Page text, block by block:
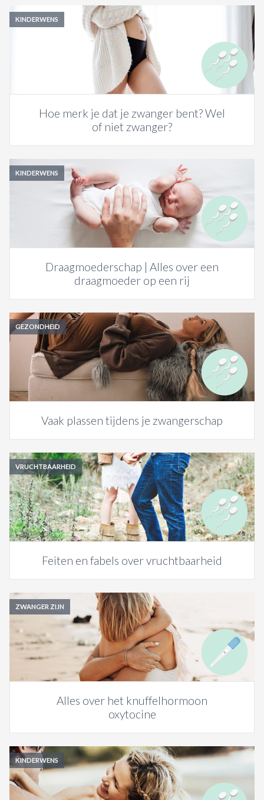
KINDERWENS
Hoe merk je dat je zwanger bent? Wel
of niet zwanger?
KINDERWENS
Draagmoederschap | Alles over een
draagmoeder op een rij
GEZONDHEID
Vaak plassen tijdens je zwangerschap
VRUCHTBAARHEID
Feiten en fabels over vruchtbaarheid
ZWANGER ZIJN
Alles over het knuffelhormoon
oxytocine
KINDERWENS